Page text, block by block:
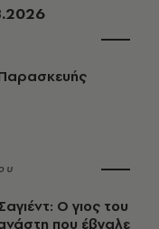
Ο γιος του
που έβγαλε